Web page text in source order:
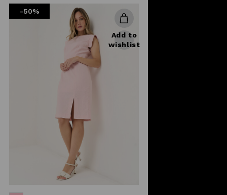
-50%
Add to
wishlist